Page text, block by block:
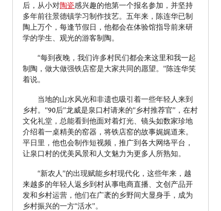
后，从小对陶瓷感兴趣的他第一个报名参加，并坚持
多年前往景德镇学习制作技艺。五年来，陈连华已制
陶上万个，每逢节假日，他都会在体验馆指导前来研
学的学生、观光的游客制陶。
“每到夜晚，我们许多村民们都会来这里和我一起
制陶，做大做强铁店窑是大家共同的愿望。”陈连华笑
着说。
当地的山水风光和非遗也吸引着一些年轻人来到
乡村。“90后”龙威是泉口村请来的“乡村推荐官”，在村
文化礼堂，总能看到他面对着灯光、镜头如数家珍地
介绍着一桌精美的窑器，将铁店窑的故事娓娓道来。
平日里，他也会制作短视频，推广到各大网络平台，
让泉口村的优美风景和人文魅力为更多人所熟知。
“新农人”的出现赋能乡村现代化，这些年来，越
来越多的年轻人返乡到村从事电商直播、文创产品开
发和乡村运营，他们在广袤的乡野间大显身手，成为
乡村振兴的一方“活水”。